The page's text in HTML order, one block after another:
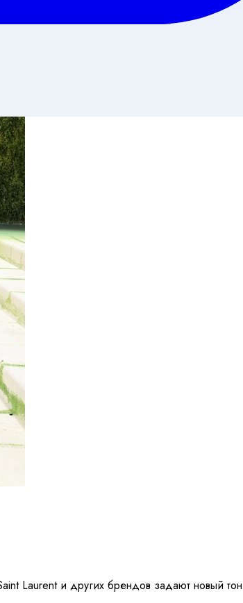
Laurent и других брендов задают новый